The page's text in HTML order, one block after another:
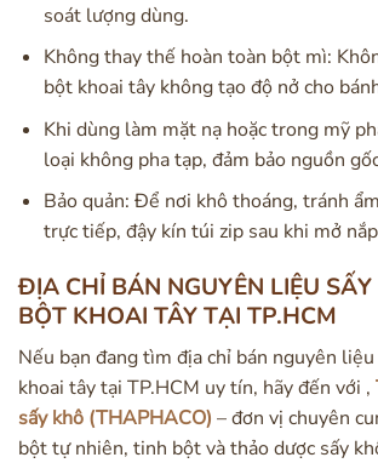
soát lượng dùng.
Không thay thế hoàn toàn bột mì:
bột khoai tây không tạo độ nở cho
Khi dùng làm mặt nạ hoặc trong mỹ
loại không pha tạp, đảm bảo nguồn
Bảo quản: Để nơi khô thoáng, tránh
trực tiếp, đậy kín túi zip sau khi mở
ĐỊA CHỈ BÁN NGUYÊN LIỆU
BỘT KHOAI TÂY TẠI TP.HCM
Nếu bạn đang tìm địa chỉ bán nguyên
khoai tây tại TP.HCM uy tín, hãy đến với ,
sấy khô (THAPHACO) – đơn vị chuyên
bột tự nhiên, tinh bột và thảo dược sấy